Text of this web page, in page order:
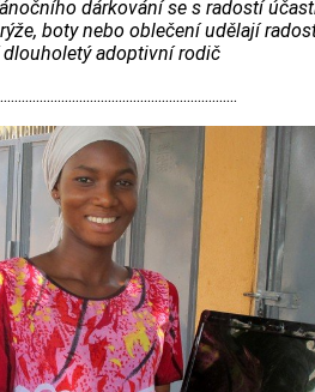
dárkování se s radostí
boty nebo oblečení udělají
dlouholetý adoptivní rodič